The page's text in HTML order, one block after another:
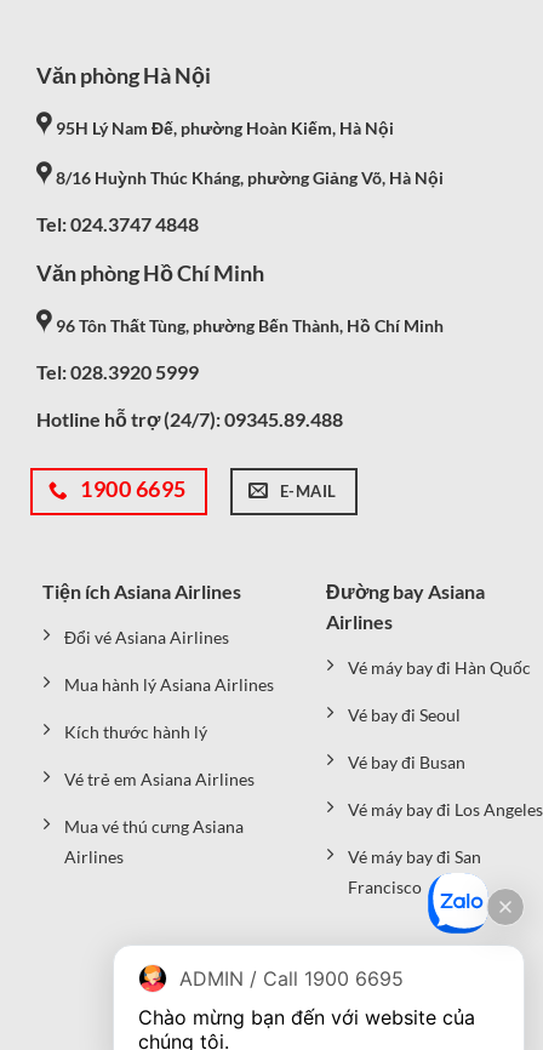
Văn phòng Hà Nội
95H Lý Nam Đế, phường Hoàn Kiếm, Hà Nội
8/16 Huỳnh Thúc Kháng, phường Giảng Võ, Hà Nội
Tel: 024.3747 4848
Văn phòng Hồ Chí Minh
96 Tôn Thất Tùng, phường Bến Thành, Hồ Chí Minh
Tel: 028.3920 5999
Hotline hỗ trợ (24/7):09345.89.488
1900 6695 E-MAIL
Tiện ích Asiana Airlines
Đổi vé Asiana Airlines
Mua hành lý Asiana Airlines
Kích thước hành lý
Vé trẻ em Asiana Airlines
Mua vé thú cưng Asiana
Airlines
Đường bay Asiana
Airlines
Vé máy bay đi Hàn Quốc
Vé bay đi Seoul
Vé bay đi Busan
Vé máy bay đi Los Angeles
Vé máy bay đi San
Francisco
ADMIN / Call 1900 6695
Chào mừng bạn đến với website của
chúng tôi.